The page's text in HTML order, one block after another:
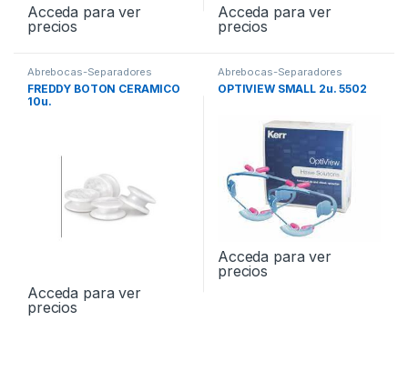
Acceda para ver
precios
Acceda para ver
precios
Abrebocas-Separadores
FREDDY BOTON CERAMICO
10u.
Acceda para ver
precios
Abrebocas-Separadores
OPTIVIEW SMALL 2u. 5502
Acceda para ver
precios